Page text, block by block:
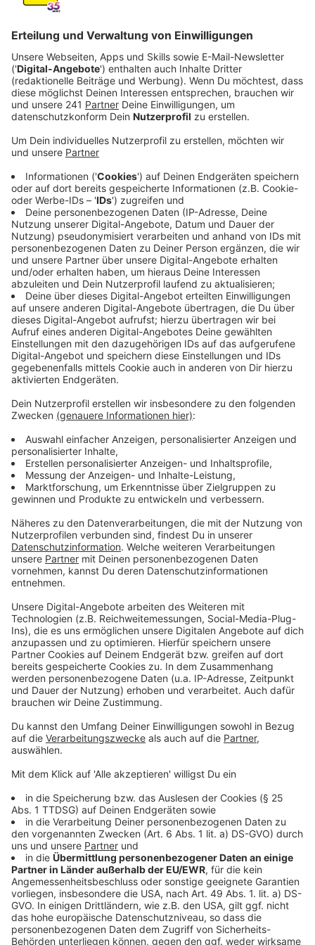
Veröffentlicht:
Anzeige
Sanierung nach der Flut
Fast vier Jahre nach der Flut soll die Sanierung des
NaturGut Ophoven beginnen. Die Vorbereitungen
laufen bereits: Alle Gebäude werden entweder
kernsaniert oder neugebaut, weshalb Büros und
Museum umziehen müssen. Der genaue Zeitpunkt des
Umzugs 2025 steht noch nicht fest, aber die
vorübergehende Heimat ist schon gefunden.
Anzeige
Ersatzgebäude
Anzeige
in die ehemalige Bananenreiferei und vor der Reiferei
soll in Containern ein Ersatzmuseum entstehen. Die
Einrichtungsleitung geht davon aus, dass die Eröffnung
des Museums im Sommer 2025 stattfinden wird. Trotz
Besuchern gerechnet. Der Standort des
Ersatzmuseums zwischen NaturGut und Bahnhof ist
gut geeignet. Das Außengelände des NaturGut bleibt
weiterhin in Benutzung.
Anzeige
Mehr Nachrichten aus Leverkusen
Anzeige
Leverkusener Überfall bei Aktenzeichen XY
Anzeige